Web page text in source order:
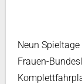
Neun
Frauen-